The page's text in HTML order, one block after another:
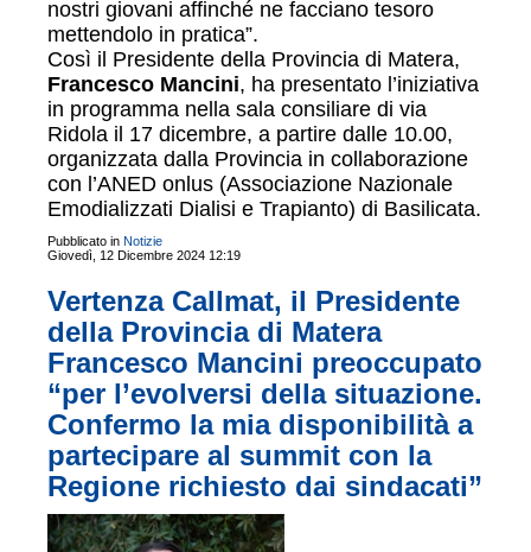
nostri giovani affinché ne facciano tesoro
mettendolo in pratica”.
Così il Presidente della Provincia di Matera,
Francesco Mancini, ha presentato l’iniziativa
in programma nella sala consiliare di via
Ridola il 17 dicembre, a partire dalle 10.00,
organizzata dalla Provincia in collaborazione
con l’ANED onlus (Associazione Nazionale
Emodializzati Dialisi e Trapianto) di Basilicata.
Pubblicato in Notizie
Giovedì, 12 Dicembre 2024 12:19
Vertenza Callmat, il Presidente
della Provincia di Matera
Francesco Mancini preoccupato
“per l’evolversi della situazione.
Confermo la mia disponibilità a
partecipare al summit con la
Regione richiesto dai sindacati”